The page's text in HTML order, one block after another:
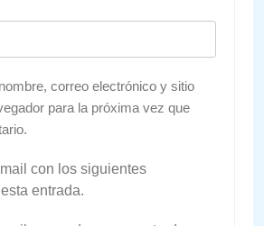
correo electrónico y sitio
para la próxima vez que
con los siguientes
entrada.